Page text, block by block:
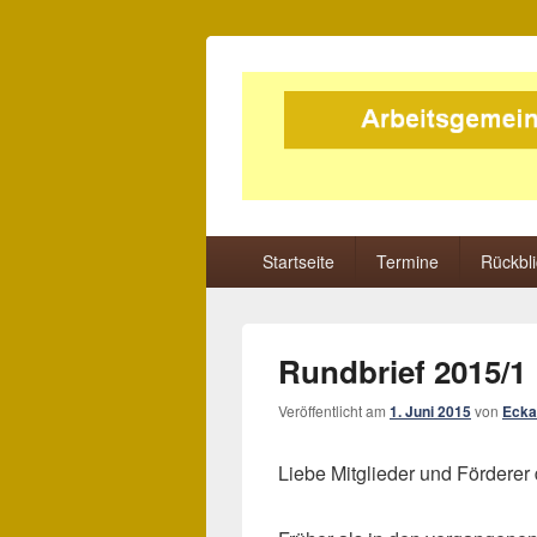
HauptmenüStartseite Termine
Rundbrief 2015/1
Veröffentlicht am 1. Juni 2015von
Liebe Mitglieder und Förderer